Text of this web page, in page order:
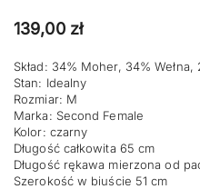
139,00 zł
Skład: 34% Moher, 34%
Stan: Idealny
Rozmiar: M
Marka: Second Female
Kolor: czarny
Długość całkowita 65 cm
Długość rękawa mierzona od
Szerokość w biuście 51 cm